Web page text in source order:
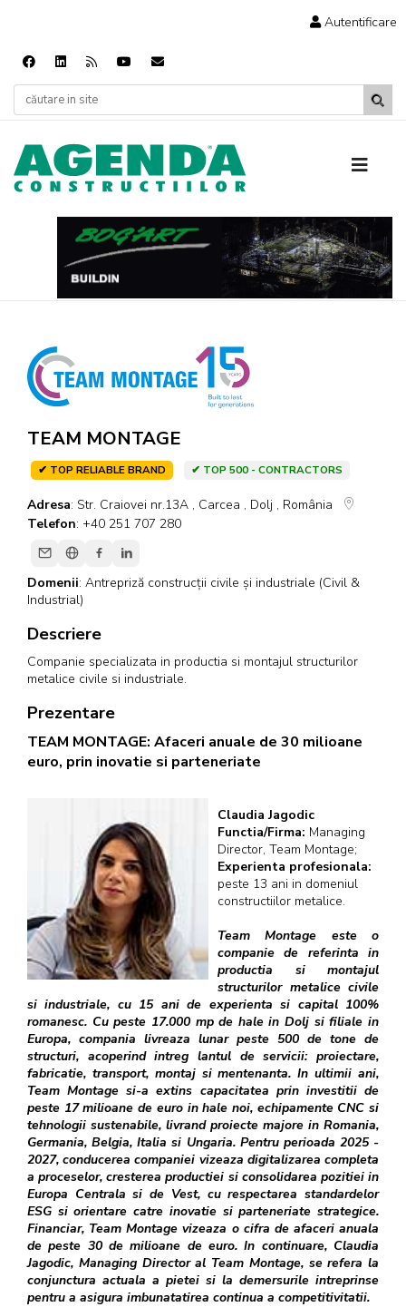
Autentificare
TEAM MONTAGE
✔ TOP RELIABLE BRAND ✔ TOP 500 - CONTRACTORS
Adresa: Str. Craiovei nr.13A , Carcea , Dolj , România
Telefon: +40 251 707 280
Domenii: Antrepriză construcții civile și industriale (Civil &
Industrial)
Descriere
Companie specializata in productia si montajul structurilor
metalice civile si industriale.
Prezentare
TEAM MONTAGE: Afaceri anuale de 30 milioane
euro, prin inovatie si parteneriate
Claudia Jagodic
Functia/Firma: Managing
Director, Team Montage;
Experienta profesionala:
peste 13 ani in domeniul
constructiilor metalice.
Team Montage este o
companie de referinta in
productia si montajul
structurilor metalice civile
si industriale, cu 15 ani de experienta si capital 100%
romanesc. Cu peste 17.000 mp de hale in Dolj si filiale in
Europa, compania livreaza lunar peste 500 de tone de
structuri, acoperind intreg lantul de servicii: proiectare,
fabricatie, transport, montaj si mentenanta. In ultimii ani,
Team Montage si-a extins capacitatea prin investitii de
peste 17 milioane de euro in hale noi, echipamente CNC si
tehnologii sustenabile, livrand proiecte majore in Romania,
Germania, Belgia, Italia si Ungaria. Pentru perioada 2025 -
2027, conducerea companiei vizeaza digitalizarea completa
a proceselor, cresterea productiei si consolidarea pozitiei in
Europa Centrala si de Vest, cu respectarea standardelor
ESG si orientare catre inovatie si parteneriate strategice.
Financiar, Team Montage vizeaza o cifra de afaceri anuala
de peste 30 de milioane de euro. In continuare, Claudia
Jagodic, Managing Director al Team Montage, se refera la
conjunctura actuala a pietei si la demersurile intreprinse
pentru a asigura imbunatatirea continua a competitivitatii.